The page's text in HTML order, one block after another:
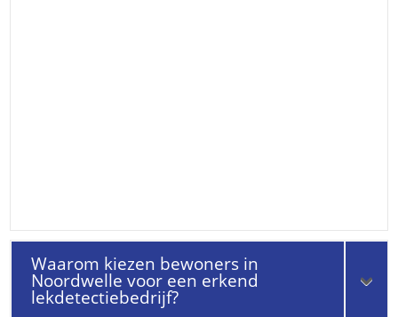
Waarom kiezen bewoners in
Noordwelle voor een erkend
lekdetectiebedrijf?